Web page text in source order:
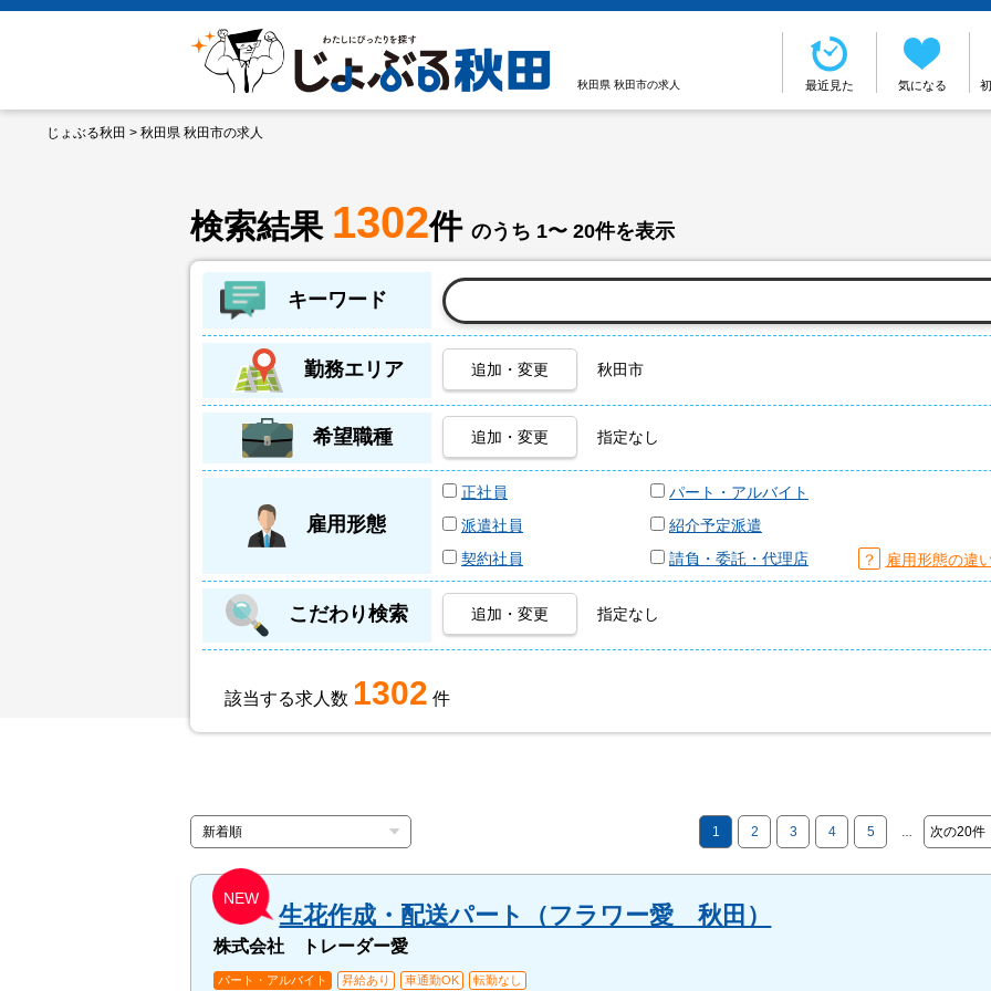
秋田県 秋田市の求人 最近見た 気になる
じょぶる秋田 > 秋田県 秋田市の求人
検索結果 1302件 のうち 1〜 20件を表示
キーワード
勤務エリア 追加・変更 秋田市
希望職種 追加・変更 指定なし
雇用形態
正社員
パート・アルバイト
派遣社員
紹介予定派遣
契約社員
請負・委託・代理店 ？ 雇用形態の違
こだわり検索 追加・変更 指定なし
該当する求人数 1302 件
1 2 3 4 5 次の20件
NEW
生花作成・配送パート（フラワー愛 秋田）
株式会社 トレーダー愛
パート・アルバイト 昇給あり 車通勤OK 転勤なし